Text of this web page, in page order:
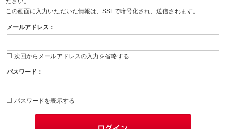
この画面に入力いただいた情報は、SSLで暗号化され、送信されます。
メールアドレス：
次回からメールアドレスの入力を省略する
パスワード：
パスワードを表示する